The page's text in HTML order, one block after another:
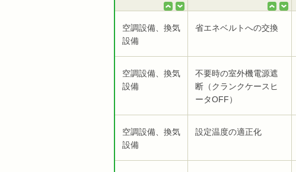
空調設備、換気
設備
省エネベルトへの交換
空調設備、換気
設備
不要時の室外機電源遮
断（クランクケースヒ
ータOFF）
空調設備、換気
設備
設定温度の適正化